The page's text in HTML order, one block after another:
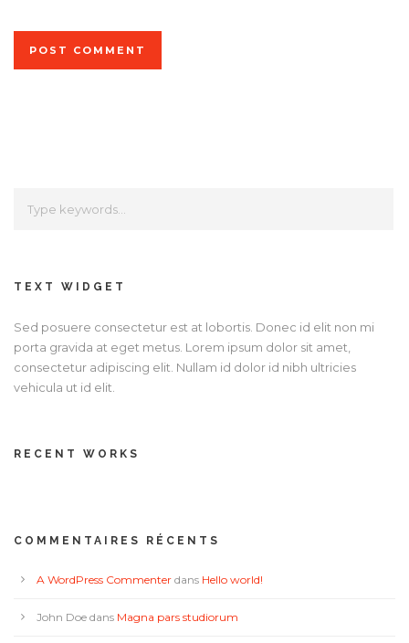
TEXT WIDGET
Sed posuere consectetur est at lobortis. Donec id elit non mi
porta gravida at eget metus. Lorem ipsum dolor sit amet,
consectetur adipiscing elit. Nullam id dolor id nibh ultricies
vehicula ut id elit.
RECENT WORKS
COMMENTAIRES RÉCENTS
A WordPress Commenter dans Hello world!
John Doe dans Magna pars studiorum